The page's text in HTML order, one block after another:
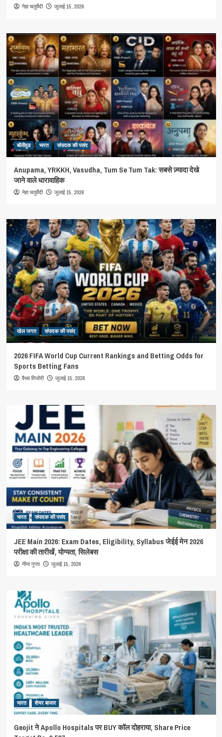
नेहा चतुर्वेदी जुलाई 15, 2026
बॉलीवुड भारत संपादक की पसंद
Anupama, YRKKH, Vasudha, Tum Se Tum Tak: सबसे ज़्यादा देखे
जाने वाले धारावाहिक
नेहा चतुर्वेदी जुलाई 15, 2026
खेल जगत संपादक की पसंद
2026 FIFA World Cup Current Rankings and Betting Odds for
Sports Betting Fans
वैभव तिजोरी जुलाई 15, 2026
भारत संपादक की पसंद
JEE Main 2026: Exam Dates, Eligibility, Syllabus जेईई मेन 2026
परीक्षा की तारीखें, योग्यता, सिलेबस
नीना गुप्ता जुलाई 15, 2026
भारत शेयर बाजार
Geojit ने Apollo Hospitals पर BUY कॉल दोहराया, Share Price